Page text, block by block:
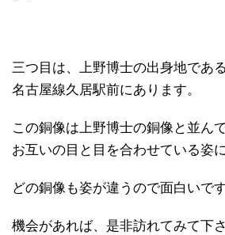
三つ目は、上野博士の出身地であ
名古屋線久居駅前にあります。
この銅像は上野博士の銅像と並ん
お互いの目と目を合わせている姿
どの銅像も姿が違うので面白いで
機会があれば、是非訪れてみて下